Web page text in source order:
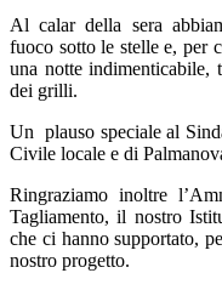
Al calar della sera
fuoco sotto le stelle e, per
una notte indimenticabile,
dei grilli.
Un plauso speciale al
Civile locale e di
Ringraziamo inoltre
Tagliamento, il nostro
che ci hanno supportato,
nostro progetto.